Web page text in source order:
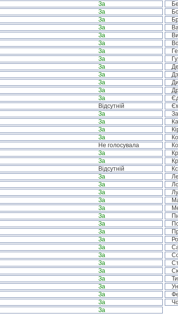
За
За
За
За
За
За
За
За
За
За
За
За
За
Відсутній
За
За
За
За
Не голосувала
За
За
Відсутній
За
За
За
За
За
За
За
За
За
За
За
За
За
За
За
За
За
За